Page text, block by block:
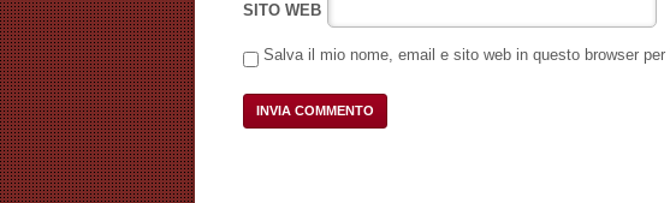
SITO WEB
Salva il mio nome, email e sito web in questo browser